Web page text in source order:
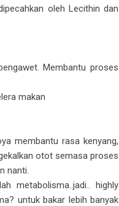
oleh Lecithin dan
Membantu proses
makan
membantu rasa kenyang,
otot semasa proses
nanti.
metabolisma..jadi.. highly
untuk bakar lebih banyak